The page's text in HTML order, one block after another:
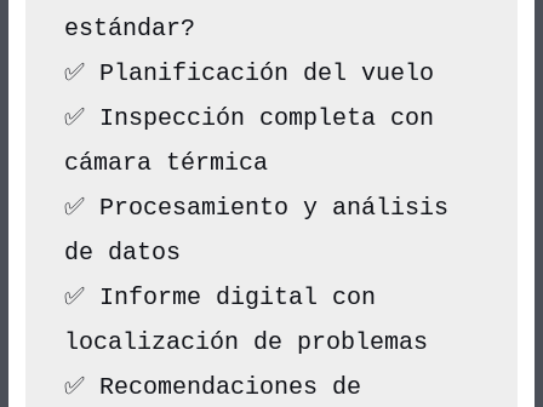
estándar?
✅ Planificación del vuelo
✅ Inspección completa con
cámara térmica
✅ Procesamiento y análisis
de datos
✅ Informe digital con
localización de problemas
✅ Recomendaciones de